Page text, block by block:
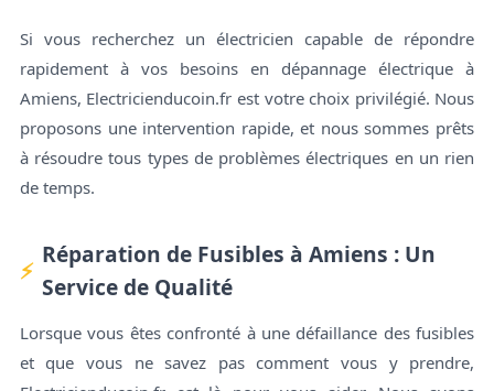
Si vous recherchez un électricien capable de répondre
rapidement à vos besoins en dépannage électrique à
Amiens, Electricienducoin.fr est votre choix privilégié. Nous
proposons une intervention rapide, et nous sommes prêts
à résoudre tous types de problèmes électriques en un rien
de temps.
Réparation de Fusibles à Amiens : Un
Service de Qualité
Lorsque vous êtes confronté à une défaillance des fusibles
et que vous ne savez pas comment vous y prendre,